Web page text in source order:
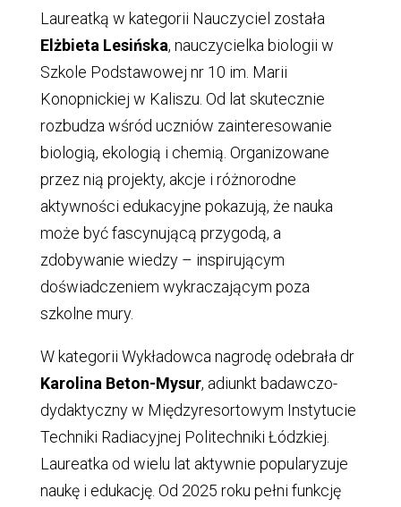
Laureatką w kategorii Nauczyciel została
Elżbieta Lesińska, nauczycielka biologii w
Szkole Podstawowej nr 10 im. Marii
Konopnickiej w Kaliszu. Od lat skutecznie
rozbudza wśród uczniów zainteresowanie
biologią, ekologią i chemią. Organizowane
przez nią projekty, akcje i różnorodne
aktywności edukacyjne pokazują, że nauka
może być fascynującą przygodą, a
zdobywanie wiedzy – inspirującym
doświadczeniem wykraczającym poza
szkolne mury.
W kategorii Wykładowca nagrodę odebrała dr
Karolina Beton-Mysur, adiunkt badawczo-
dydaktyczny w Międzyresortowym Instytucie
Techniki Radiacyjnej Politechniki Łódzkiej.
Laureatka od wielu lat aktywnie popularyzuje
naukę i edukację. Od 2025 roku pełni funkcję